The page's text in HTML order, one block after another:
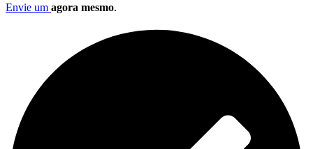
Envie um agora mesmo.